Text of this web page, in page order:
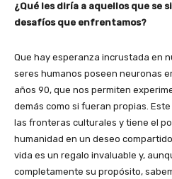
¿Qué les diría a aquellos que se
desafíos que enfrentamos?
Que hay esperanza incrustada en
seres humanos poseen neuronas
años 90, que nos permiten
demás como si fueran propias.
las fronteras culturales y tiene el
humanidad en un deseo
vida es un regalo invaluable y,
completamente su propósito,